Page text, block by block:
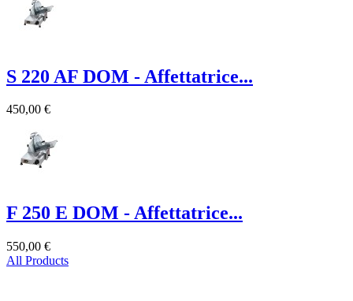
S 220 AF DOM - Affettatrice...
450,00 €
F 250 E DOM - Affettatrice...
550,00 €
All Products